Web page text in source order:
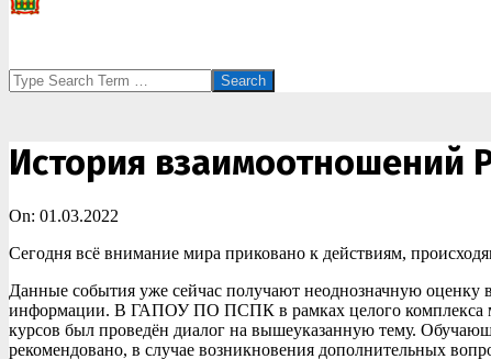
Search
История взаимоотношений
On: 01.03.2022
Сегодня всё внимание мира приковано к действиям,
Данные события уже сейчас получают неоднозначную оценку
информации. В ГАПОУ ПО ПСПК в рамках целого комплекса
курсов был проведён диалог на вышеуказанную тему.
рекомендовано, в случае возникновения дополнительных